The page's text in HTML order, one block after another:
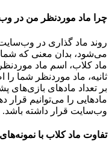
چرا ماد موردنظر من در
روند ماد گذاری در
می‌شود، بدان معنی که
ماد کلاب، اسم ماد
ثانیه، ماد موردنظر شما را
بر تعداد مادهای بازی‌های
مادهایی را می‌توانیم
وب‌سایت قرار داشته باشد.
تفاوت ماد کلاب با